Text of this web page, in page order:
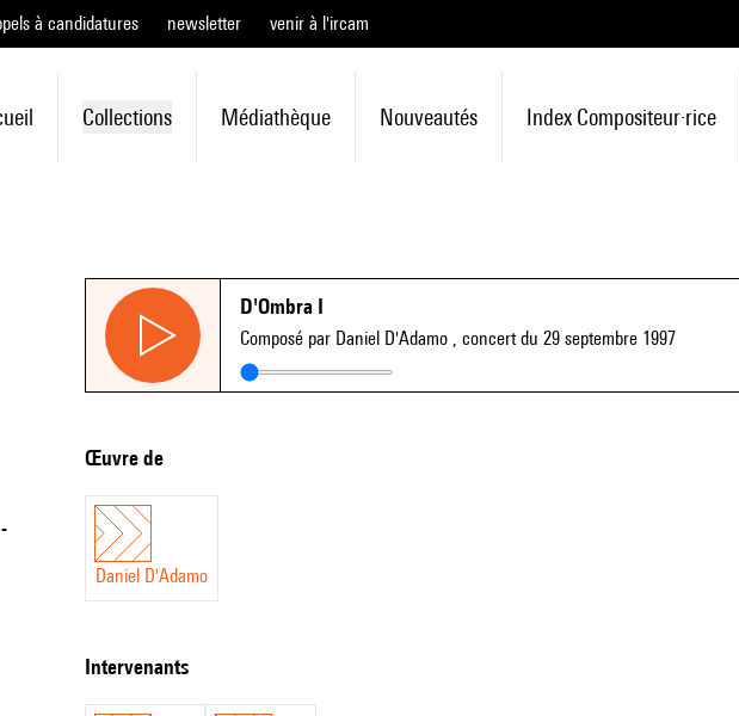
à candidatures newsletter venir à l'ircam
Collections Médiathèque Nouveautés Index Compositeur·rice
D'Ombra I
Composé par Daniel D'Adamo , concert du 29 septembre 1997
Œuvre de
Daniel D'Adamo
intervenants